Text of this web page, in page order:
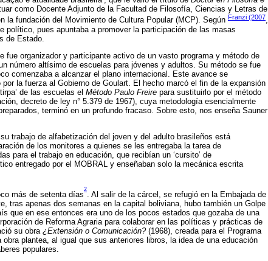
como Docente Adjunto de la Facultad de Filosofía, Ciencias y Letras de
la fundación del Movimiento de Cultura Popular (MCP). Según Franzi (2007,
político, pues apuntaba a promover la participación de las masas
de Estado.
fue organizador y participante activo de un vasto programa y método de
número altísimo de escuelas para jóvenes y adultos. Su método se fue
comenzaba a alcanzar el plano internacional. Este avance se
la fuerza al Gobierno de Goulart. El hecho marcó el fin de la expansión
de las escuelas el Método Paulo Freire para sustituirlo por el método
decreto de ley n° 5.379 de 1967), cuya metodología esencialmente
terminó en un profundo fracaso. Sobre esto, nos enseña Sauner
trabajo de alfabetización del joven y del adulto brasileños está
de los monitores a quienes se les entregaba la tarea de
para el trabajo en educación, que recibían un ‘cursito’ de
entregado por el MOBRAL y enseñaban solo la mecánica escrita
más de setenta días
2
. Al salir de la cárcel, se refugió en la Embajada de
tras apenas dos semanas en la capital boliviana, hubo también un Golpe
que en ese entonces era uno de los pocos estados que gozaba de una
de Reforma Agraria para colaborar en las políticas y prácticas de
su obra ¿Extensión o Comunicación?(1968), creada para el Programa
plantea, al igual que sus anteriores libros, la idea de una educación
populares.